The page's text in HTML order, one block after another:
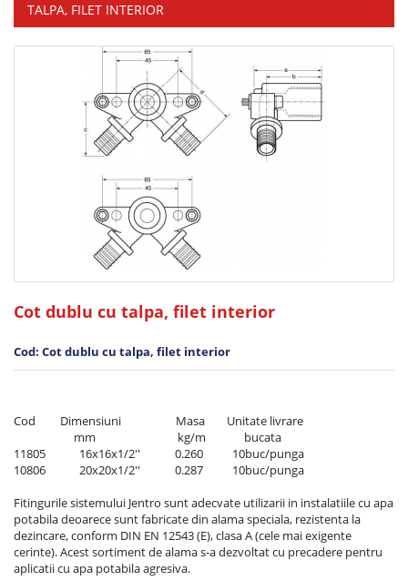
TALPA, FILET INTERIOR
Cot dublu cu talpa, filet interior
Cod: Cot dublu cu talpa, filet interior
Cod         Dimensiuni                    Masa        Unitate livrare
11805	        16x16x1/2'' 		   0.260		10buc/punga
10806	        20x20x1/2''		   0.287		10buc/punga
Fitingurile sistemului Jentro sunt adecvate utilizarii in instalatiile cu apa
potabila deoarece sunt fabricate din alama speciala, rezistenta la
dezincare, conform DIN EN 12543 (E), clasa A (cele mai exigente
cerinte). Acest sortiment de alama s-a dezvoltat cu precadere pentru
aplicatii cu apa potabila agresiva.